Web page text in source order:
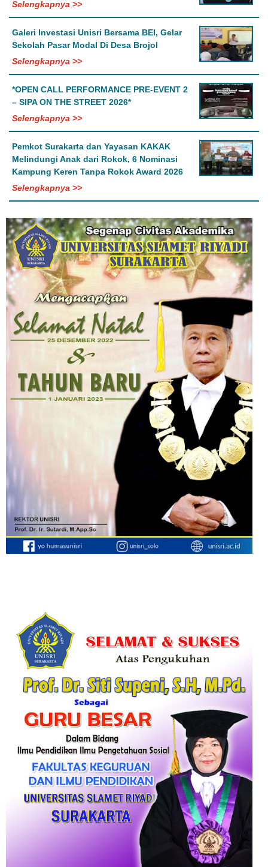
Selengkapnya >>
Galeri Investasi Unisri Bersama BEI, Gelar
Sekolah Pasar Modal Di Desa Brojol
Selengkapnya >>
*OPEN CALL PERFORMANCE PRE-EVENT 2
– SIPA ON THE STREET 2026*
Selengkapnya >>
Pemkot Surakarta dan Yayasan KAKAK
Melindungi Anak dari Rokok, 6 Nominasi
Kampung Keren Tanpa Rokok Award 2026
Selengkapnya >>